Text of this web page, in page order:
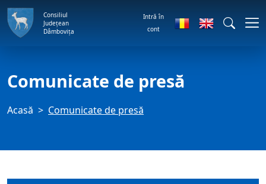
Consiliul
Județean
Dâmbovița
Intră în
cont
Comunicate de presă
Acasă Comunicate de presă